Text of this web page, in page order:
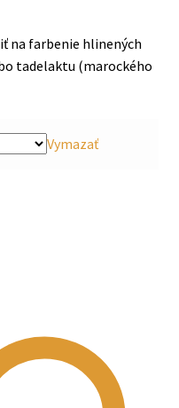
na farbenie hlinených
tadelaktu (marockého
Vymazať